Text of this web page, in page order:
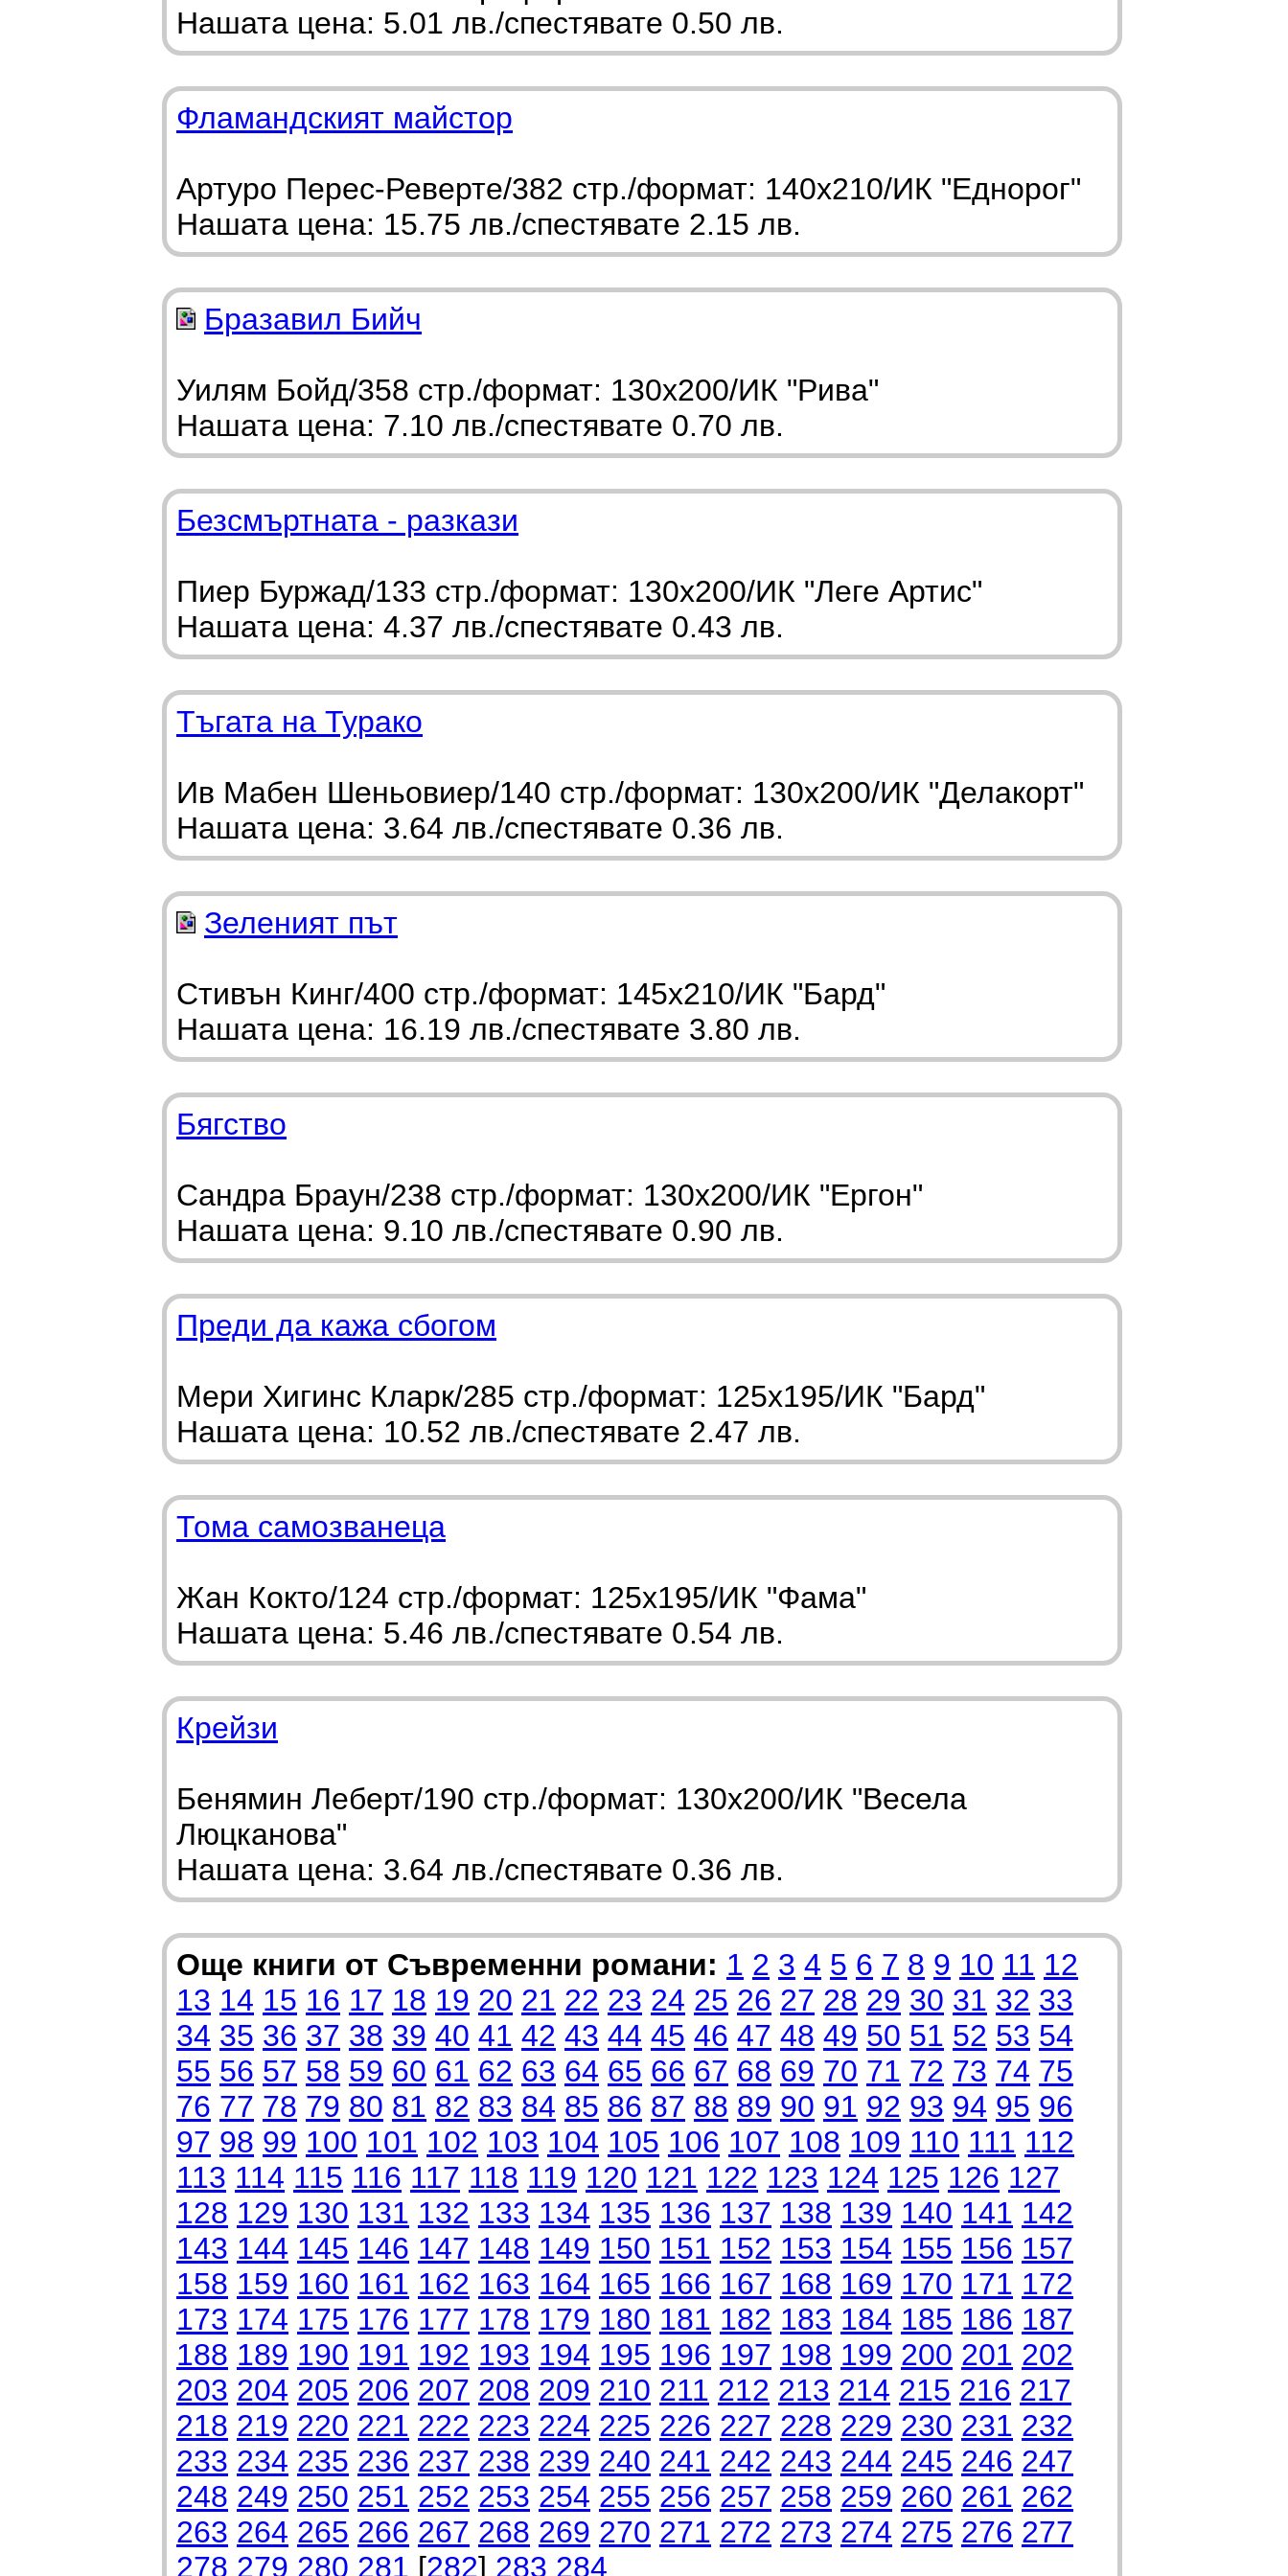
Нашата цена: 5.01 лв./спестявате 0.50 лв.
Фламандският майстор
Артуро Перес-Реверте/382 стр./формат: 140х210/ИК "Еднорог"
Нашата цена: 15.75 лв./спестявате 2.15 лв.
Бразавил Бийч
Уилям Бойд/358 стр./формат: 130х200/ИК "Рива"
Нашата цена: 7.10 лв./спестявате 0.70 лв.
Безсмъртната - разкази
Пиер Буржад/133 стр./формат: 130х200/ИК "Леге Артис"
Нашата цена: 4.37 лв./спестявате 0.43 лв.
Тъгата на Турако
Ив Мабен Шеньовиер/140 стр./формат: 130х200/ИК "Делакорт"
Нашата цена: 3.64 лв./спестявате 0.36 лв.
Зеленият път
Стивън Кинг/400 стр./формат: 145х210/ИК "Бард"
Нашата цена: 16.19 лв./спестявате 3.80 лв.
Бягство
Сандра Браун/238 стр./формат: 130х200/ИК "Ергон"
Нашата цена: 9.10 лв./спестявате 0.90 лв.
Преди да кажа сбогом
Мери Хигинс Кларк/285 стр./формат: 125х195/ИК "Бард"
Нашата цена: 10.52 лв./спестявате 2.47 лв.
Тома самозванеца
Жан Кокто/124 стр./формат: 125х195/ИК "Фама"
Нашата цена: 5.46 лв./спестявате 0.54 лв.
Крейзи
Бенямин Леберт/190 стр./формат: 130х200/ИК "Весела
Люцканова"
Нашата цена: 3.64 лв./спестявате 0.36 лв.
Още книги от Съвременни романи: 1 2 3 4 5 6 7 8 9 10 11 12
13 14 15 16 17 18 19 20 21 22 23 24 25 26 27 28 29 30 31 32 33
34 35 36 37 38 39 40 41 42 43 44 45 46 47 48 49 50 51 52 53 54
55 56 57 58 59 60 61 62 63 64 65 66 67 68 69 70 71 72 73 74 75
76 77 78 79 80 81 82 83 84 85 86 87 88 89 90 91 92 93 94 95 96
97 98 99 100 101 102 103 104 105 106 107 108 109 110 111 112
113 114 115 116 117 118 119 120 121 122 123 124 125 126 127
128 129 130 131 132 133 134 135 136 137 138 139 140 141 142
143 144 145 146 147 148 149 150 151 152 153 154 155 156 157
158 159 160 161 162 163 164 165 166 167 168 169 170 171 172
173 174 175 176 177 178 179 180 181 182 183 184 185 186 187
188 189 190 191 192 193 194 195 196 197 198 199 200 201 202
203 204 205 206 207 208 209 210 211 212 213 214 215 216 217
218 219 220 221 222 223 224 225 226 227 228 229 230 231 232
233 234 235 236 237 238 239 240 241 242 243 244 245 246 247
248 249 250 251 252 253 254 255 256 257 258 259 260 261 262
263 264 265 266 267 268 269 270 271 272 273 274 275 276 277
278 279 280 281 [282] 283 284